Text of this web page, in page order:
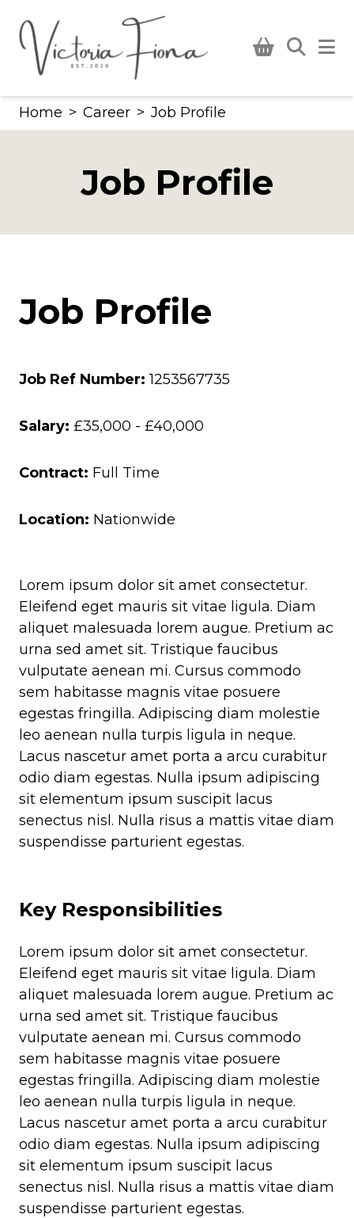
content
Home > Career > Job Profile
Job Profile
Job Profile
Job Ref Number: 1253567735
Salary: £35,000 - £40,000
Contract: Full Time
Location: Nationwide
Lorem ipsum dolor sit amet consectetur.
Eleifend eget mauris sit vitae ligula. Diam
aliquet malesuada lorem augue. Pretium ac
urna sed amet sit. Tristique faucibus
vulputate aenean mi. Cursus commodo
sem habitasse magnis vitae posuere
egestas fringilla. Adipiscing diam molestie
leo aenean nulla turpis ligula in neque.
Lacus nascetur amet porta a arcu curabitur
odio diam egestas. Nulla ipsum adipiscing
sit elementum ipsum suscipit lacus
senectus nisl. Nulla risus a mattis vitae diam
suspendisse parturient egestas.
Key Responsibilities
Lorem ipsum dolor sit amet consectetur.
Eleifend eget mauris sit vitae ligula. Diam
aliquet malesuada lorem augue. Pretium ac
urna sed amet sit. Tristique faucibus
vulputate aenean mi. Cursus commodo
sem habitasse magnis vitae posuere
egestas fringilla. Adipiscing diam molestie
leo aenean nulla turpis ligula in neque.
Lacus nascetur amet porta a arcu curabitur
odio diam egestas. Nulla ipsum adipiscing
sit elementum ipsum suscipit lacus
senectus nisl. Nulla risus a mattis vitae diam
suspendisse parturient egestas.